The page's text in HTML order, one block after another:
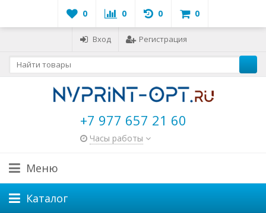
0 0 0 0
Вход Регистрация
+7 977 657 21 60
Часы работы
Меню
Каталог